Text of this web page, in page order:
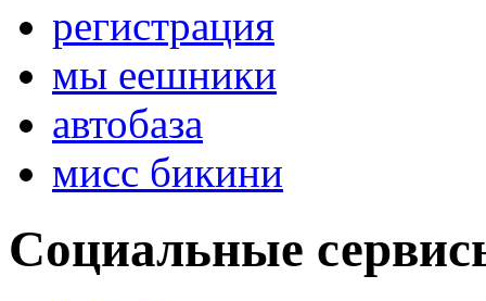
регистрация
мы еешники
автобаза
мисс бикини
Социальные